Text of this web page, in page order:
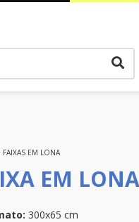
FAIXAS EM LONA
EM LONA
300x65 cm